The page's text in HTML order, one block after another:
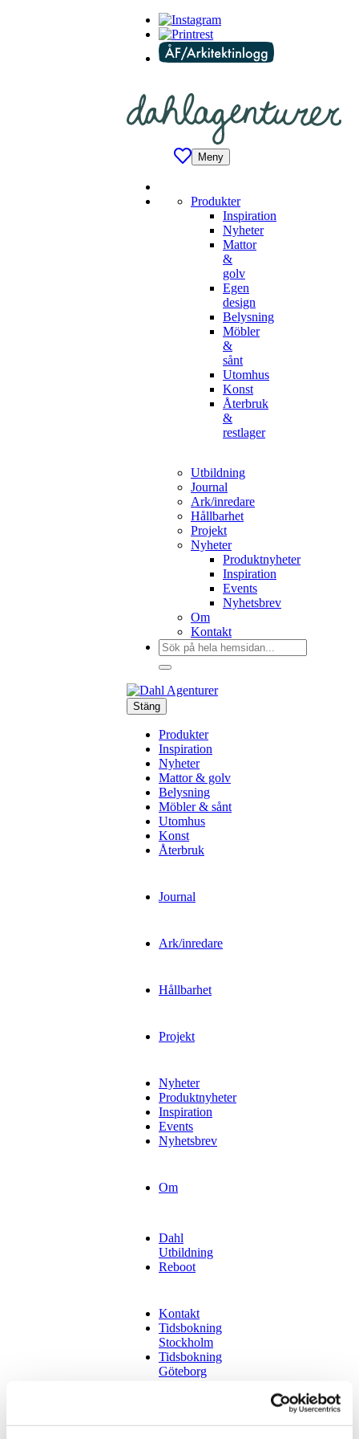
Meny
Produkter
Inspiration
Nyheter
Mattor
&
golv
Egen
design
Belysning
Möbler
&
sånt
Utomhus
Konst
Återbruk
&
restlager
Utbildning
Journal
Ark/inredare
Hållbarhet
Projekt
Nyheter
Produktnyheter
Inspiration
Events
Nyhetsbrev
Om
Kontakt
Sök
efter:
Stäng
Produkter
Inspiration
Nyheter
Mattor & golv
Belysning
Möbler & sånt
Utomhus
Konst
Återbruk
Journal
Ark/inredare
Hållbarhet
Projekt
Nyheter
Produktnyheter
Inspiration
Events
Nyhetsbrev
Om
Dahl
Utbildning
Reboot
Kontakt
Tidsbokning
Stockholm
Tidsbokning
Göteborg